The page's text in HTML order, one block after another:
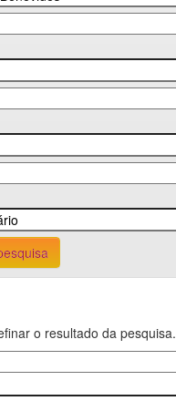
o resultado da pesquisa.